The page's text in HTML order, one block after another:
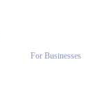
For Businesses